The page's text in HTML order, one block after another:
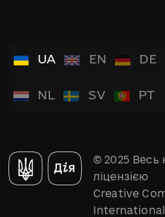
UA EN DE
NL SV PT
© 2025 Весь
ліцензією
Creative